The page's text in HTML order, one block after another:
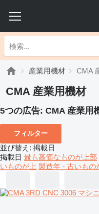
産業用機材 CMA
CMA 産業用機材
5つの広告: CMA 産業用
フィルター
並び替え : 掲載日
掲載日 最も高価なものが上部
いものが上 製造年 - 古いもの